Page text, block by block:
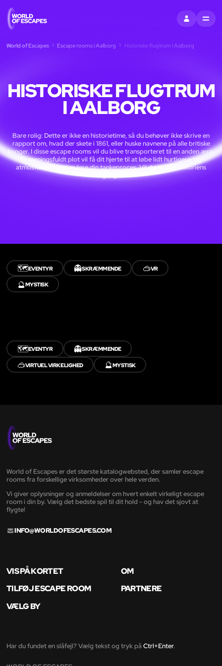
LOG INDMENU
World of Escapes Escape rooms i Aalborg Historiske flugtrum i Aalborg
HISTORISKE FLUGTRUM
I AALBORG
Bare rolig: Dette er ikke en historietime, så du behøver ikke skrive en
rapport om, hvad der skete i 1861, eller huske navnene på alle britiske
konger. I disse escape rooms vil du blive transporteret til en anden æra.
Et meningsfuldt plot vil få dit hjerte til at løbe lidt hurtigere, og
atmosfæren vil stimulere din tankeproces. Vil du ændre historiens
🗺️EVENTYR 👻SKRÆMMENDE 🥽VR
🔮MYSTISK
🗺️EVENTYR 👻SKRÆMMENDE
🥽VIRTUEL VIRKELIGHED 🔮MYSTISK
World of Escapes er det største katalogwebsted, der samler escape
rooms fra forskellige virksomheder over hele verden.
Vi giver oplysninger og anmeldelser om hvert enkelt virkeligt escape
room i din by. Vælg det bedste spil til dit hold - og hav det sjovt at
flygte!
INFO@WORLDOFESCAPES.COM
VIS PÅ KORTET
OM
TILFØJ ESCAPE ROOM
PARTNERE
VÆLG BY
Har du fundet en slåfejl? Vælg tekst og tryk på Ctrl+Enter.